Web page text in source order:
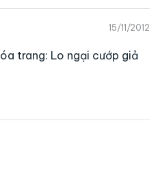
15/11/2012
trang: Lo ngại cướp giả